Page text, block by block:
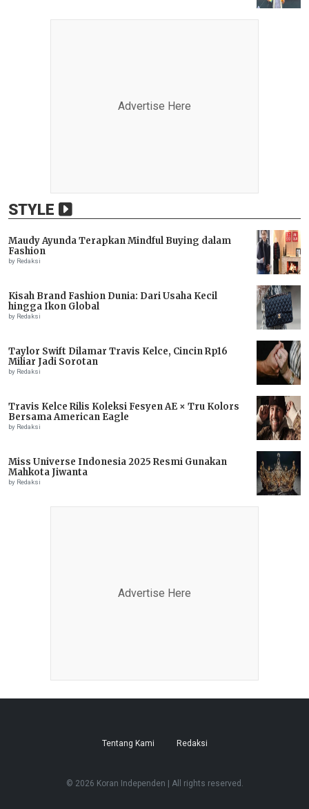
Advertise Here
STYLE
Maudy Ayunda Terapkan Mindful Buying dalam
Fashion
by Redaksi
Kisah Brand Fashion Dunia: Dari Usaha Kecil
hingga Ikon Global
by Redaksi
Taylor Swift Dilamar Travis Kelce, Cincin Rp16
Miliar Jadi Sorotan
by Redaksi
Travis Kelce Rilis Koleksi Fesyen AE × Tru Kolors
Bersama American Eagle
by Redaksi
Miss Universe Indonesia 2025 Resmi Gunakan
Mahkota Jiwanta
by Redaksi
Advertise Here
Tentang Kami Redaksi
© 2026 Koran Independen | All rights reserved.